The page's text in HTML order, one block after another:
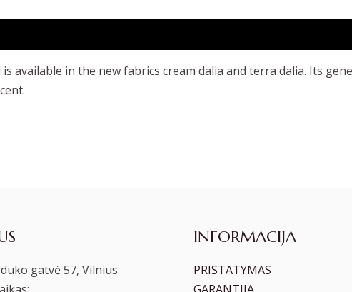
available in the new fabrics cream dalia and terra dalia. Its
gatvė 57, Vilnius
INFORMACIJA
PRISTATYMAS